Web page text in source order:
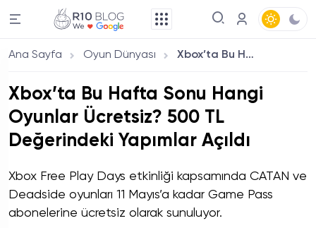
Ana Sayfa Oyun Dünyası Xbox’ta Bu Hafta Sonu Hangi Oyunlar Ücretsiz? 500 TL Değerindeki Yapımlar Açıldı
Xbox’ta Bu Hafta Sonu Hangi
Oyunlar Ücretsiz? 500 TL
Değerindeki Yapımlar Açıldı
Xbox Free Play Days etkinliği kapsamında CATAN ve
Deadside oyunları 11 Mayıs’a kadar Game Pass
abonelerine ücretsiz olarak sunuluyor.